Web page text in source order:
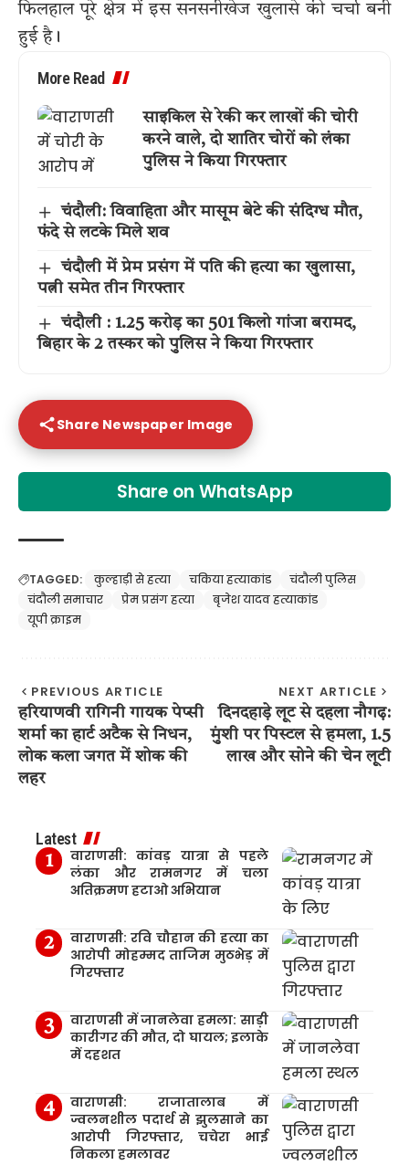
फिलहाल पूरे क्षेत्र में इस सनसनीखेज खुलासे की चर्चा बनी
हुई है।
More Read
साइकिल से रेकी कर लाखों की चोरी
करने वाले, दो शातिर चोरों को लंका
पुलिस ने किया गिरफ्तार
चंदौली: विवाहिता और मासूम बेटे की संदिग्ध मौत,
फंदे से लटके मिले शव
चंदौली में प्रेम प्रसंग में पति की हत्या का खुलासा,
पत्नी समेत तीन गिरफ्तार
चंदौली : 1.25 करोड़ का 501 किलो गांजा बरामद,
बिहार के 2 तस्कर को पुलिस ने किया गिरफ्तार
Share Newspaper Image
Share on WhatsApp
TAGGED: कुल्हाड़ी से हत्या चकिया हत्याकांड
चंदौली पुलिस
चंदौली समाचार
प्रेम प्रसंग हत्या
बृजेश यादव हत्याकांड
यूपी क्राइम
PREVIOUS ARTICLE
हरियाणवी रागिनी गायक पेप्सी
शर्मा का हार्ट अटैक से निधन,
लोक कला जगत में शोक की
लहर
NEXT ARTICLE
दिनदहाड़े लूट से दहला नौगढ़:
मुंशी पर पिस्टल से हमला, 1.5
लाख और सोने की चेन लूटी
Latest
वाराणसी: कांवड़ यात्रा से पहले
लंका और रामनगर में चला
अतिक्रमण हटाओ अभियान
वाराणसी: रवि चौहान की हत्या का
आरोपी मोहम्मद ताजिम मुठभेड़ में
गिरफ्तार
वाराणसी में जानलेवा हमला: साड़ी
कारीगर की मौत, दो घायल; इलाके
में दहशत
वाराणसी: राजातालाब में
ज्वलनशील पदार्थ से झुलसाने का
आरोपी गिरफ्तार, चचेरा भाई
निकला हमलावर